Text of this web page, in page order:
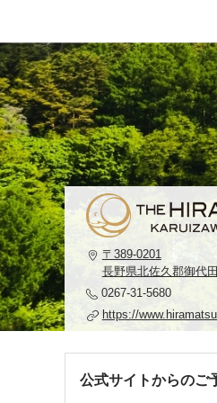
〒389-0201
長野県北佐久郡御代
0267-31-5680
https://
公式サイトからのご